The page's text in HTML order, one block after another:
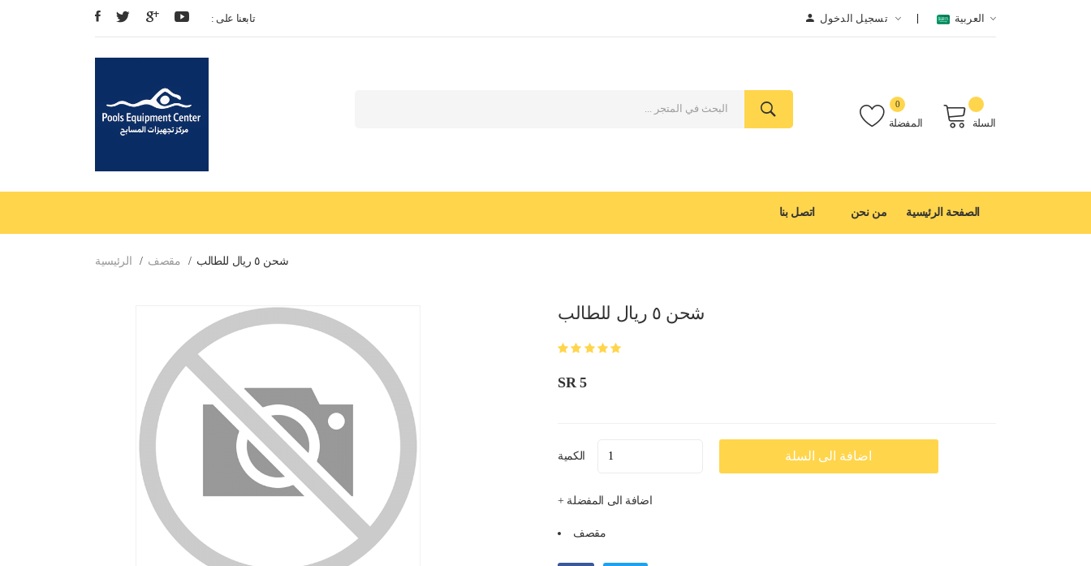
: تابعنا على تسجيل الدخول العربية
المفضلة
0
السلة
الصفحة الرئيسية من نحن اتصل بنا
الرئيسية مقصف شحن ٥ ريال للطالب
شحن ٥ ريال للطالب
SR 5
الكمية اضافة الى السلة
+ اضافة الى المفضلة
مقصف